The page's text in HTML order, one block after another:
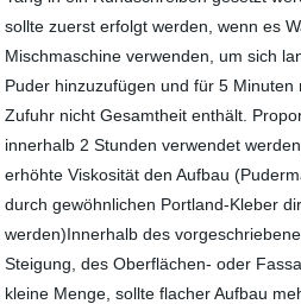
sollte zuerst erfolgt werden, wenn es
Mischmaschine verwenden, um sich
Puder hinzuzufügen und für 5
Zufuhr nicht Gesamtheit enthält.
innerhalb 2 Stunden verwendet
erhöhte Viskosität den Aufbau
durch gewöhnlichen Portland-Kleber
werden)Innerhalb des
Steigung, des Oberflächen- oder
kleine Menge, sollte flacher Aufbau